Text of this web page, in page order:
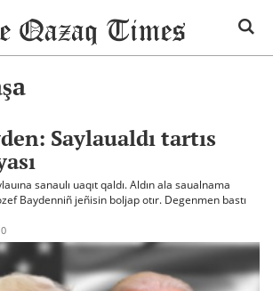
Saylaualdı tartıs
sanaulı uaqıt qaldı. Aldın ala saualnama
Baydenniñ jeñisin boljap otır. Degenmen bastı
0